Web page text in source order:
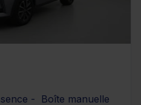
- Boîte manuelle